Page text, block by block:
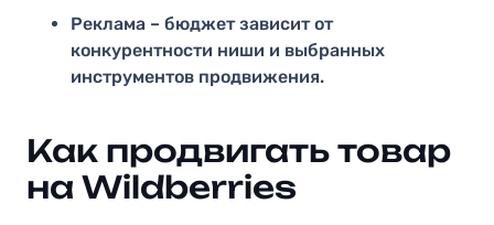
Реклама – бюджет зависит от
конкурентности ниши и выбранных
инструментов продвижения.
Как продвигать товар
на Wildberries